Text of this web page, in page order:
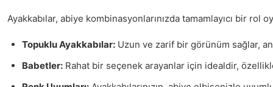
Ayakkabılar, abiye kombinasyonlarınızda tamamlayıcı bir rol
Topuklu Ayakkabılar: Uzun ve zarif bir görünüm sağlar,
Babetler: Rahat bir seçenek arayanlar için idealdir,